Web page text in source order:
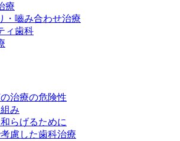
療
・嚙み合わせ治療
ィ歯科
治療の危険性
み
らげるために
慮した歯科治療